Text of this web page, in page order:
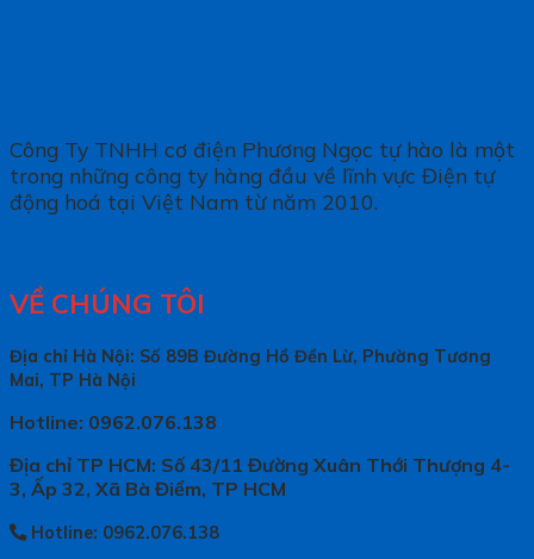
Công Ty TNHH cơ điện Phương Ngọc tự hào là một
trong những công ty hàng đầu về lĩnh vực Điện tự
động hoá tại Việt Nam từ năm 2010.
VỀ CHÚNG TÔI
Địa chỉ Hà Nội: Số 89B Đường Hồ Đền Lừ, Phường Tương
Mai, TP Hà Nội
Hotline: 0962.076.138
Địa chỉ TP HCM: Số 43/11 Đường Xuân Thới Thượng 4-
3, Ấp 32, Xã Bà Điểm, TP HCM
Hotline: 0962.076.138